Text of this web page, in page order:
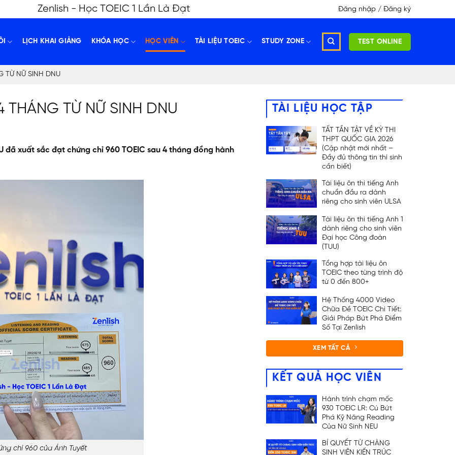
Zenlish - Học TOEIC 1 Lần Là Đạt Đăng nhập / Đăng ký
LỊCH KHAI GIẢNG KHÓA HỌC HỌC VIÊN TÀI LIỆU TOEIC STUDY ZONE TEST ONLINE
TỪ NỮ SINH DNU
TỪ NỮ SINH DNU
đã xuất sắc đạt chứng chỉ 960 TOEIC sau 4 tháng đồng hành
chỉ 960 của Ánh Tuyết
TÀI LIỆU HỌC TẬP
TẤT TẦN TẬT VỀ KỲ THI
THPT QUỐC GIA 2026
(Cập nhật mới nhất –
Đầy đủ thông tin thí sinh
cần biết)
Tài liệu ôn thi tiếng Anh
chuẩn đầu ra dành
riêng cho sinh viên ULSA
Tài liệu ôn thi tiếng Anh 1
dành riêng cho sinh viên
Đại học Công đoàn
(TUU)
Tổng hợp tài liệu ôn
TOEIC theo từng trình độ
từ 0 đến 800+
Hệ Thống 4000 Video
Chữa Đề TOEIC Chi Tiết:
Giải Pháp Bứt Phá Điểm
Số Tại Zenlish
XEM TẤT CẢ
KẾT QUẢ HỌC VIÊN
Hành trình chạm mốc
930 TOEIC LR: Cú Bứt
Phá Kỹ Năng Reading
Của Nữ Sinh NEU
BÍ QUYẾT TỪ CHÀNG
SINH VIÊN KIẾN TRÚC